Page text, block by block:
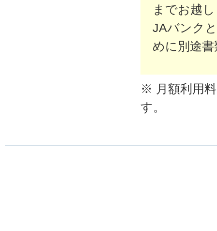
までお越
JAバンク
めに別途
※ 月額利用
す。